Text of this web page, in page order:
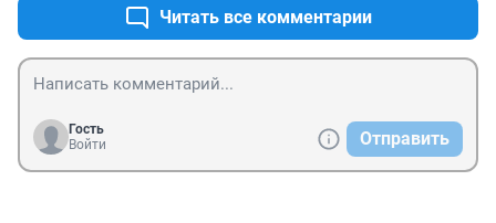
Читать все комментарии
Гость
Войти
Отправить